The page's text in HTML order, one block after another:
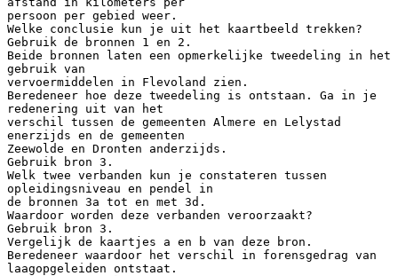
persoon per gebied weer.
Welke conclusie kun je uit het kaartbeeld trekken?
Gebruik de bronnen 1 en 2.
Beide bronnen laten een opmerkelijke tweedeling in het
gebruik van
vervoermiddelen in Flevoland zien.
Beredeneer hoe deze tweedeling is ontstaan. Ga in je
redenering uit van het
verschil tussen de gemeenten Almere en Lelystad
enerzijds en de gemeenten
Zeewolde en Dronten anderzijds.
Gebruik bron 3.
Welk twee verbanden kun je constateren tussen
opleidingsniveau en pendel in
de bronnen 3a tot en met 3d.
Waardoor worden deze verbanden veroorzaakt?
Gebruik bron 3.
Vergelijk de kaartjes a en b van deze bron.
Beredeneer waardoor het verschil in forensgedrag van
laagopgeleiden ontstaat.